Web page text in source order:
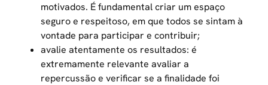
motivados. É fundamental criar um espaço
seguro e respeitoso, em que todos se sintam à
vontade para participar e contribuir;
avalie atentamente os resultados: é
extremamente relevanteavaliar a
repercussãoe verificar se a finalidade foi